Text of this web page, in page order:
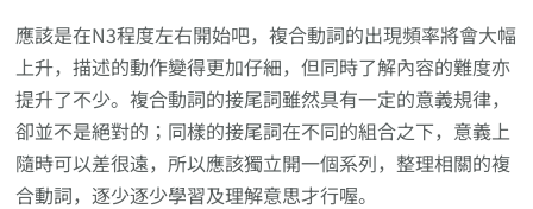
應該是在N3程度左右開始吧，複合動詞的出現頻率將會大幅
上升，描述的動作變得更加仔細，但同時了解內容的難度亦
提升了不少。複合動詞的接尾詞雖然具有一定的意義規律，
卻並不是絕對的；同樣的接尾詞在不同的組合之下，意義上
隨時可以差很遠，所以應該獨立開一個系列，整理相關的複
合動詞，逐少逐少學習及理解意思才行喔。